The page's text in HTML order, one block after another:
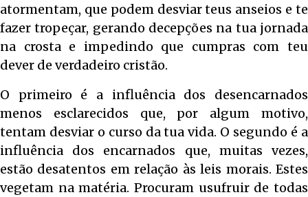
atormentam, que podem desviar teus anseios e te
fazer tropeçar, gerando decepções na tua jornada
na crosta e impedindo que cumpras com teu
dever de verdadeiro cristão.
O primeiro é a influência dos desencarnados
menos esclarecidos que, por algum motivo,
tentam desviar o curso da tua vida. O segundo é a
influência dos encarnados que, muitas vezes,
estão desatentos em relação às leis morais. Estes
vegetam na matéria. Procuram usufruir de todas